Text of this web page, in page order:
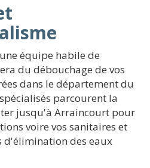
équipe habile de
du débouchage de vos
dans le département du
parcourent la
jusqu'à Arraincourt pour
voire vos sanitaires et
d'élimination des eaux